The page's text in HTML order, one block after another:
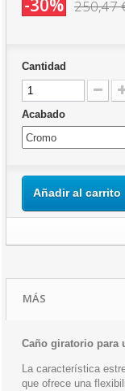
-30% 250,47
Cantidad
Acabado
Añadir al carrito
MÁS
Caño giratorio para
La característica
que ofrece una